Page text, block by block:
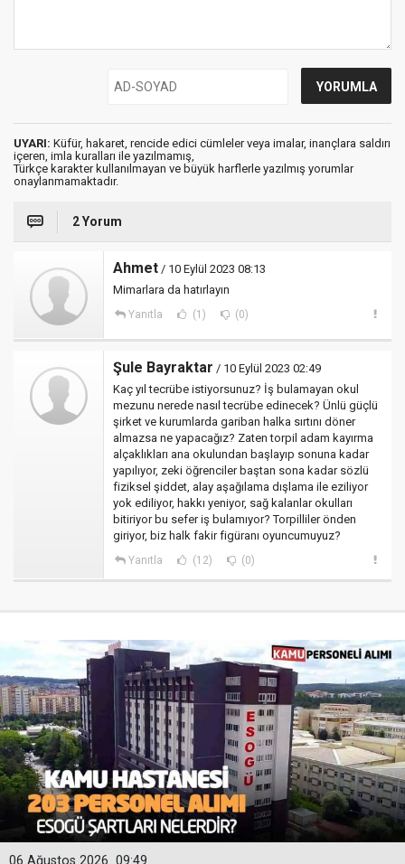
UYARI: Küfür, hakaret, rencide edici cümleler veya imalar, inançlara saldırı
içeren, imla kuralları ile yazılmamış,
Türkçe karakter kullanılmayan ve büyük harflerle yazılmış yorumlar
onaylanmamaktadır.
2 Yorum
Ahmet / 10 Eylül 2023 08:13
Mimarlara da hatırlayın
Yanıtla (1) (0)
Şule Bayraktar / 10 Eylül 2023 02:49
Kaç yıl tecrübe istiyorsunuz? İş bulamayan okul
mezunu nerede nasıl tecrübe edinecek? Ünlü güçlü
şirket ve kurumlarda gariban halka sırtını döner
almazsa ne yapacağız? Zaten torpil adam kayırma
alçaklıkları ana okulundan başlayıp sonuna kadar
yapılıyor, zeki öğrenciler baştan sona kadar sözlü
fiziksel şiddet, alay aşağılama dışlama ile eziliyor
yok ediliyor, hakkı yeniyor, sağ kalanlar okulları
bitiriyor bu sefer iş bulamıyor? Torpilliler önden
giriyor, biz halk fakir figüranı oyuncumuyuz?
Yanıtla (12) (0)
09:49
06 Ağustos 2026